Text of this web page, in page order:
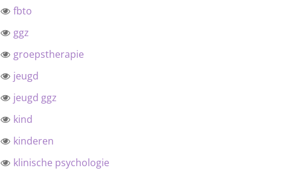
fbto
ggz
groepstherapie
jeugd
jeugd ggz
kind
kinderen
klinische psychologie